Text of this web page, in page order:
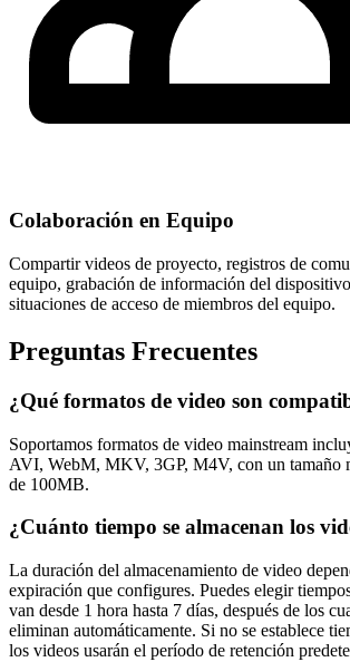
Colaboración en Equipo
Compartir videos de proyecto, registros de
equipo, grabación de información del
situaciones de acceso de miembros del equipo.
Preguntas Frecuentes
¿Qué formatos de video son
Soportamos formatos de video mainstream
AVI, WebM, MKV, 3GP, M4V, con un tamaño
de 100MB.
¿Cuánto tiempo se almacenan los
La duración del almacenamiento de video
expiración que configures. Puedes elegir
van desde 1 hora hasta 7 días, después de los
eliminan automáticamente. Si no se establece
los videos usarán el período de retención